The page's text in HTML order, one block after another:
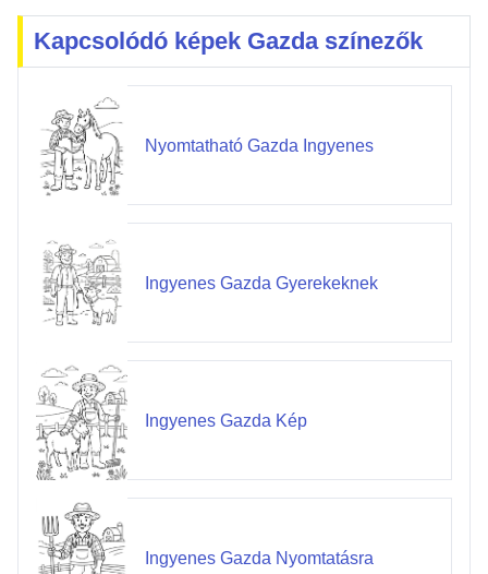
Kapcsolódó képek Gazda színezők
Nyomtatható Gazda Ingyenes
Ingyenes Gazda Gyerekeknek
Ingyenes Gazda Kép
Ingyenes Gazda Nyomtatásra